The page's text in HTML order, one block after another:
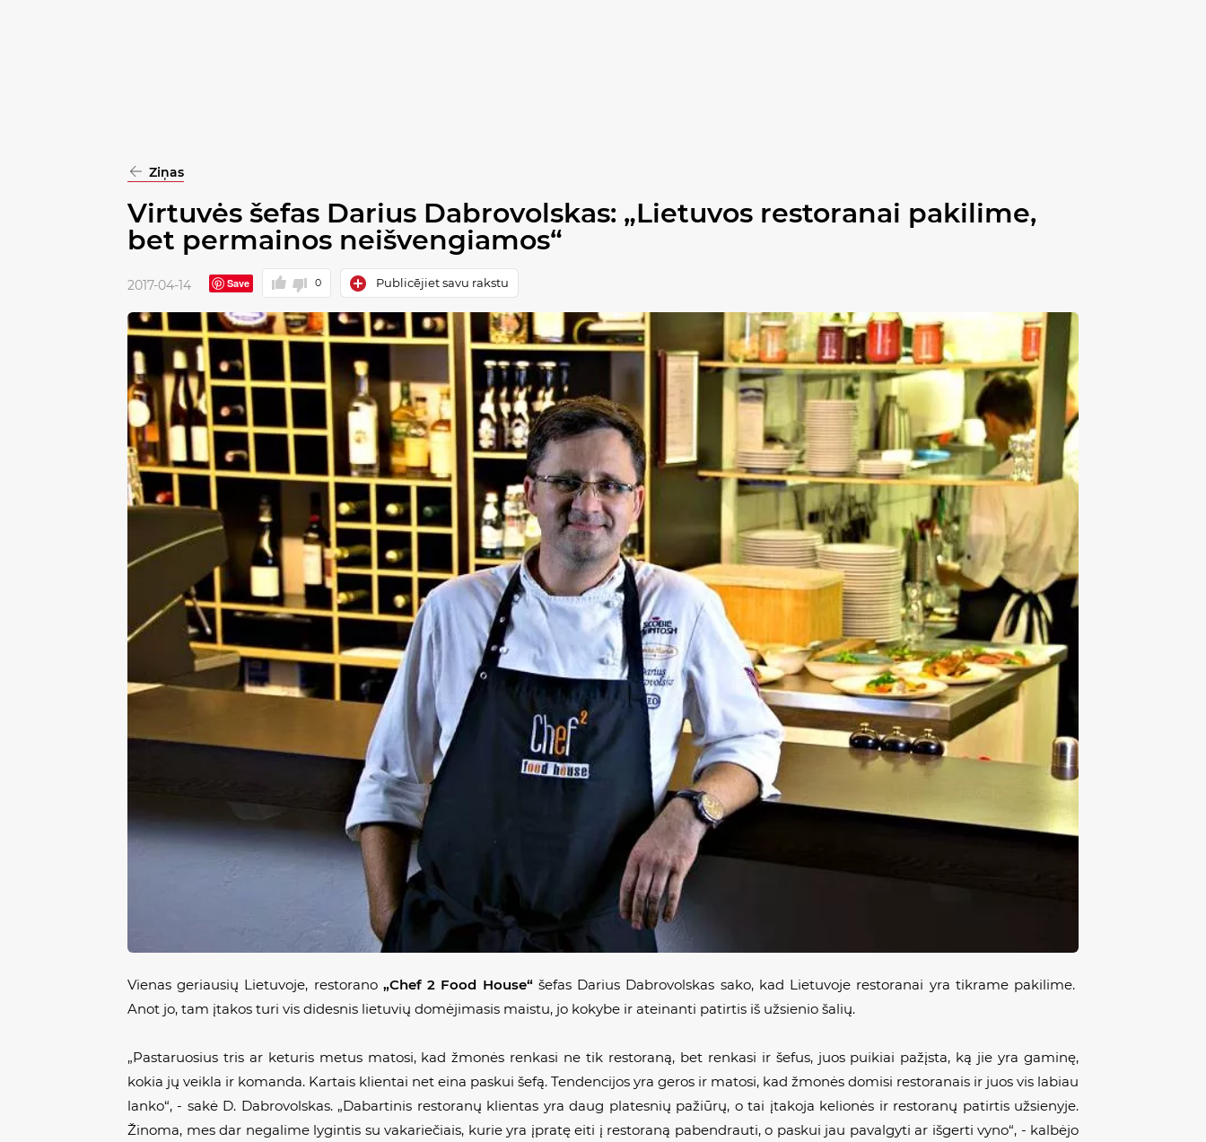
Ziņas
Virtuvės šefas Darius Dabrovolskas: „Lietuvos restoranai pakilime,
bet permainos neišvengiamos“
2017-04-14 Save 0 Publicējiet savu rakstu
Vienas geriausių Lietuvoje, restorano„Chef 2 Food House“šefas Darius Dabrovolskas sako, kad Lietuvoje restoranai yra tikrame pakilime.
Anot jo, tam įtakos turi vis didesnis lietuvių domėjimasis maistu, jo kokybe ir ateinanti patirtis iš užsienio šalių.
„Pastaruosius tris ar keturis metus matosi, kad žmonės renkasi ne tik restoraną, bet renkasi ir šefus, juos puikiai pažįsta, ką jie yra gaminę,
kokia jų veikla ir komanda. Kartais klientai net eina paskui šefą. Tendencijos yra geros ir matosi, kad žmonės domisi restoranais ir juos vis labiau
lanko“, - sakė D. Dabrovolskas. „Dabartinis restoranų klientas yra daug platesnių pažiūrų, o tai įtakoja kelionės ir restoranų patirtis užsienyje.
Žinoma, mes dar negalime lygintis su vakariečiais, kurie yra įpratę eiti į restoraną pabendrauti, o paskui jau pavalgyti ar išgerti vyno“, - kalbėjo